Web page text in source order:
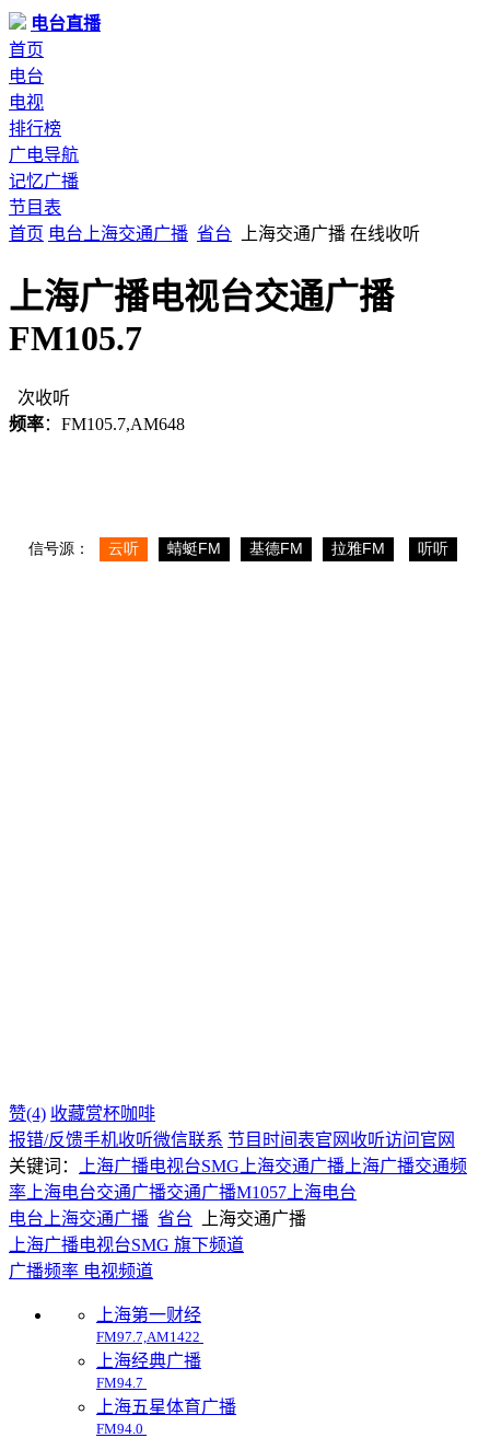
电台直播
首页
电台
电视
排行榜
广电导航
记忆广播
节目表
首页 电台 上海交通广播 省台 上海交通广播 在线收听
上海广播电视台交通广播
FM105.7
次收听
频率：FM105.7,AM648
赞(4) 收藏赏杯咖啡
报错/反馈手机收听微信联系 节目时间表官网收听访问官网
关键词：
上海广播电视台SMG 上海交通广播 上海广播交通频
率 上海电台交通广播交通广播M1057 上海电台
电台 上海交通广播 省台
上海交通广播
上海广播电视台SMG 旗下频道
广播频率 电视频道
上海第一财经
FM97.7,AM1422
上海经典广播
FM94.7
上海五星体育广播
FM94.0